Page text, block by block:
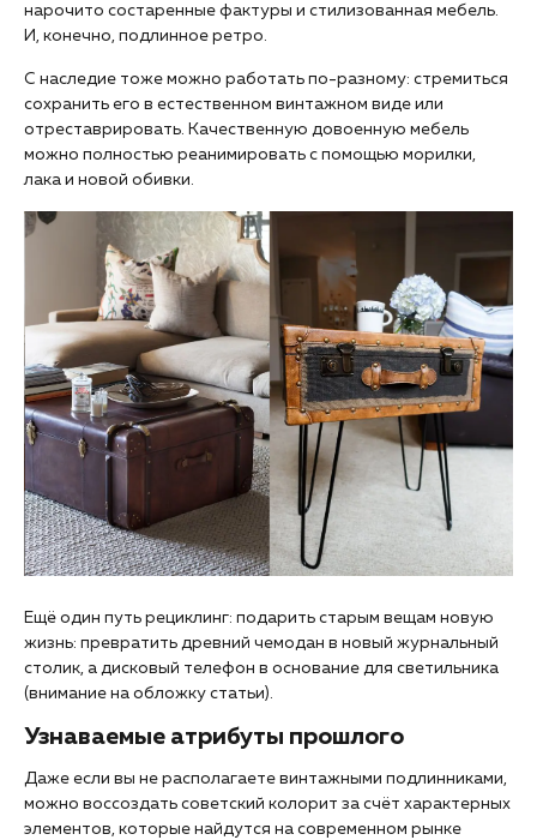
нарочито состаренные фактуры и стилизованная мебель.
И, конечно, подлинное ретро.
С наследие тоже можно работать по-разному: стремиться
сохранить его в естественном винтажном виде или
отреставрировать. Качественную довоенную мебель
можно полностью реанимировать с помощью морилки,
лака и новой обивки.
Ещё один путь рециклинг: подарить старым вещам новую
жизнь: превратить древний чемодан в новый журнальный
столик, а дисковый телефон в основание для светильника
(внимание на обложку статьи).
Узнаваемые атрибуты прошлого
Даже если вы не располагаете винтажными подлинниками,
можно воссоздать советский колорит за счёт характерных
элементов, которые найдутся на современном рынке